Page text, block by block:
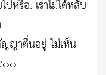
ปหรือ. เราไม่ได้หลับ
ญาตื่นอยู่ ไม่เห็น
๐๐